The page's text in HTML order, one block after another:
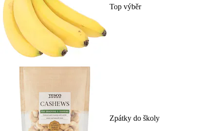
Top výběr
Zpátky do školy